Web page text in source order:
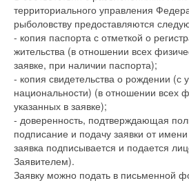
территориального управления
рыболовству предоставляются
- копия паспорта с отметкой о
жительства (в отношении всех
заявке, при наличии паспорта);
- копия свидетельства о рождении (с
национальности) (в отношении всех
указанных в заявке);
- доверенность, подтверждающая
подписание и подачу заявки от
заявка подписывается и подается
Заявителем).
Заявку можно подать в письменной